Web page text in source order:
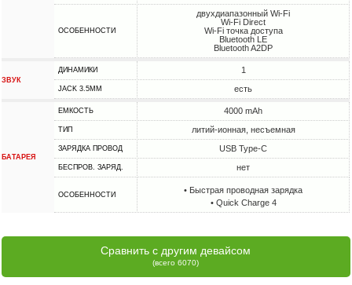
ОСОБЕННОСТИ
двухдиапазонный Wi-Fi
Wi-Fi Direct
Wi-Fi точка доступа
Bluetooth LE
Bluetooth A2DP
ЗВУК
ДИНАМИКИ 1
JACK 3.5MM есть
БАТАРЕЯ
ЕМКОСТЬ 4000 mAh
ТИП литий-ионная, несъемная
ЗАРЯДКА ПРОВОД USB Type-C
БЕСПРОВ. ЗАРЯД. нет
ОСОБЕННОСТИ
• Быстрая проводная зарядка
• Quick Charge 4
Сравнить с другим девайсом
(всего 6070)